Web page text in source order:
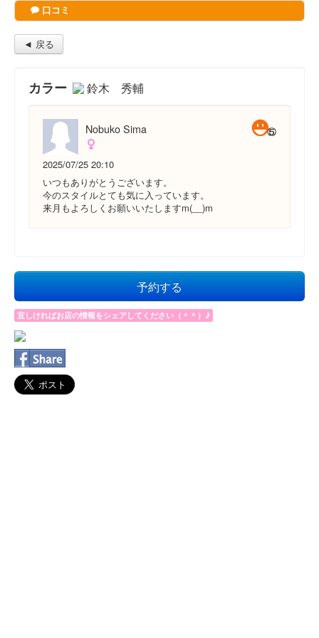
口コミ
◄ 戻る
カラー 鈴木 秀輔
Nobuko Sima
2025/07/25 20:10
いつもありがとうございます。
今のスタイルとても気に入っています。
来月もよろしくお願いいたしますm(__)m
予約する
宜しければお店の情報をシェアしてください（＾＾）♪